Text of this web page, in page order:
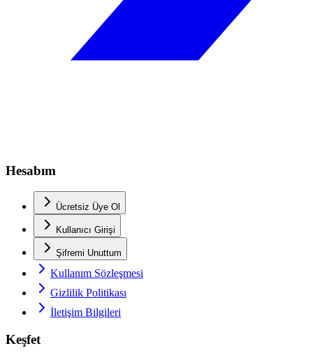
Hesabım
Ücretsiz Üye Ol
Kullanıcı Girişi
Şifremi Unuttum
Kullanım Sözleşmesi
Gizlilik Politikası
İletişim Bilgileri
Keşfet